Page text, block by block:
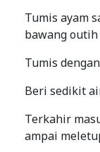
Tumis ayam
bawang
Tumis
Beri sedikit
Terkahir
ampai